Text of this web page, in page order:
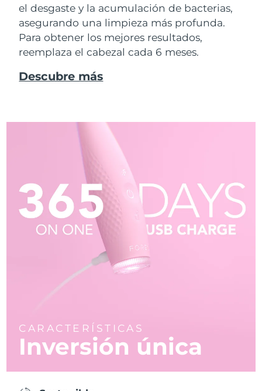
el desgaste y la acumulación de bacterias,
asegurando una limpieza más profunda.
Para obtener los mejores resultados,
reemplaza el cabezal cada 6 meses.
Descubre más
CARACTERÍSTICAS
Inversión única